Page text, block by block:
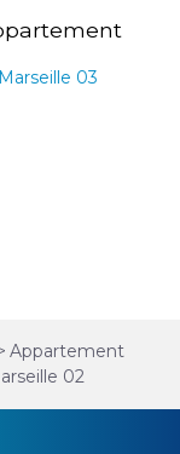
Marseille 03
Appartement
02